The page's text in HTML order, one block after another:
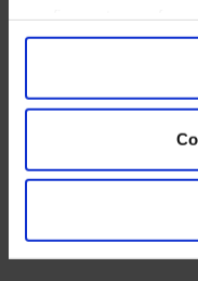
“Configuración”.
para más